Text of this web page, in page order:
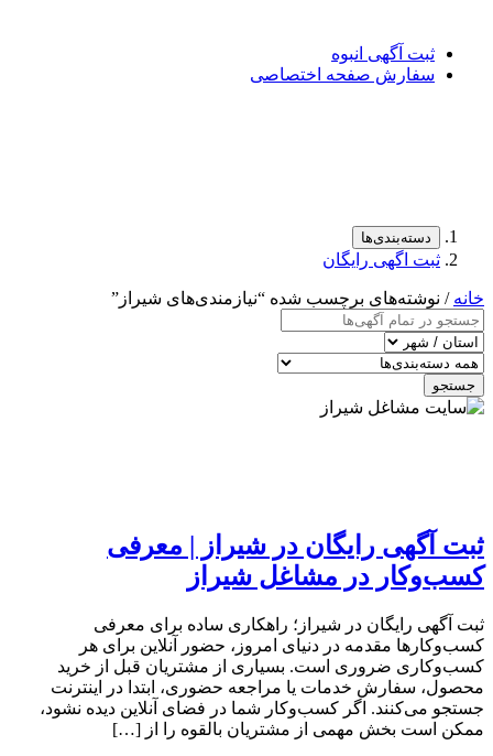
ثبت آگهی انبوه
سفارش صفحه اختصاصی
دسته‌بندی‌ها
ثبت اگهی رایگان
خانه / نوشته‌های برچسب شده “نیازمندی‌های شیراز”
جستجو
ثبت آگهی رایگان در شیراز | معرفی
کسب‌وکار در مشاغل شیراز
ثبت آگهی رایگان در شیراز؛ راهکاری ساده برای معرفی
کسب‌وکارها مقدمه در دنیای امروز، حضور آنلاین برای هر
کسب‌وکاری ضروری است. بسیاری از مشتریان قبل از خرید
محصول، سفارش خدمات یا مراجعه حضوری، ابتدا در اینترنت
جستجو می‌کنند. اگر کسب‌وکار شما در فضای آنلاین دیده نشود،
ممکن است بخش مهمی از مشتریان بالقوه را از […]